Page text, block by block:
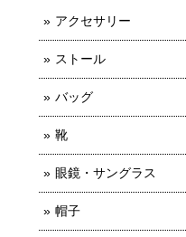
アクセサリー
ストール
バッグ
靴
眼鏡・サングラス
帽子